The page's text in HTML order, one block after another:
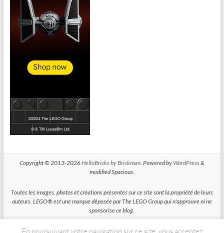
Copyright © 2013-2026HelloBricks by Brickman. Powered by WordPress&
modified Spacious.
Toutes les images, photos et créations présentes sur ce site sont la propriété de leurs
auteurs. LEGO® est une marque déposée par The LEGO Group qui n'approuve ni ne
sponsorise ce blog.
HelloBricks participe au Programme Partenaires d'Amazon EU, un programme
En poursuivant votre navigation sur ce site, vous acceptez